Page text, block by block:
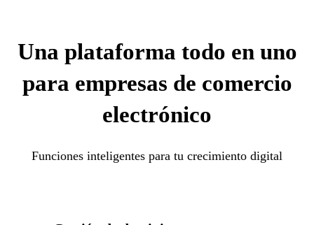
Una plataforma todo en uno
para empresas de comercio
electrónico
Funciones inteligentes para tu crecimiento digital